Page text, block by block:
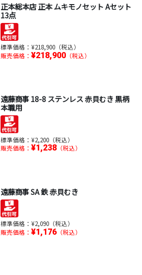
正本総本店 正本 ムキモノセット Aセット
13点
標準価格： ¥218,900（税込）
販売価格： ¥218,900（税込）
遠藤商事 18-8 ステンレス 赤貝むき 黒柄
本職用
標準価格： ¥2,200（税込）
販売価格： ¥1,238（税込）
遠藤商事 SA 鉄 赤貝むき
標準価格： ¥2,090（税込）
販売価格： ¥1,176（税込）